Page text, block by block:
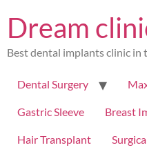
Best dental implants clinic in
Dental Surgery
Gastric Sleeve Breast
Hair Transplant